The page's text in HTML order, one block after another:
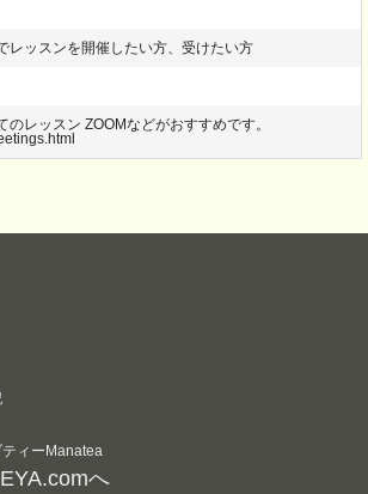
レッスンを開催したい方、受けたい方
レッスン ZOOMなどがおすすめです。
ィーManatea
へ